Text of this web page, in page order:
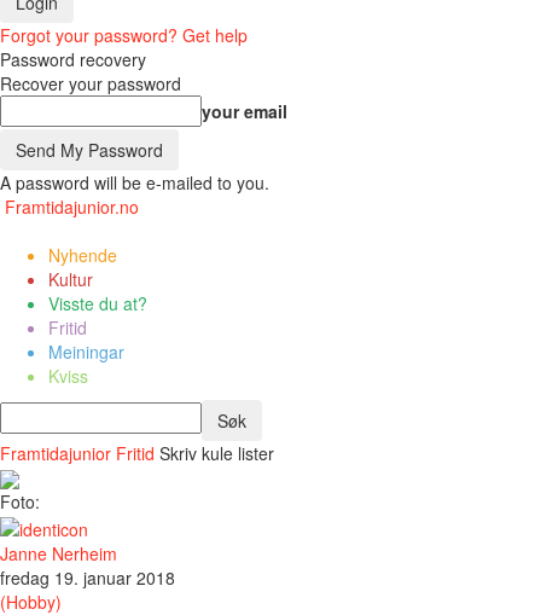
Forgot your password? Get help
Password recovery
Recover your password
your email
A password will be e-mailed to you.
Framtidajunior.no
Nyhende
Kultur
Visste du at?
Fritid
Meiningar
Kviss
Framtidajunior Fritid Skriv kule lister
Foto:
Janne Nerheim
fredag 19. januar 2018
(Hobby)